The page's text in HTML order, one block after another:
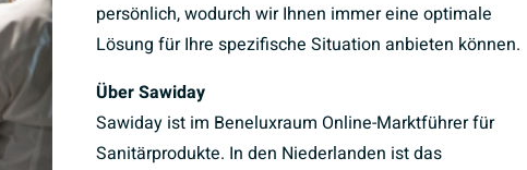
persönlich, wodurch wir Ihnen immer eine optimale
Lösung für Ihre spezifische Situation anbieten können.
Über Sawiday
Sawiday ist im Beneluxraum Online-Marktführer für
Sanitärprodukte. In den Niederlanden ist das